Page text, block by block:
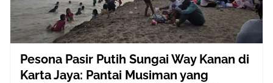
Pesona Pasir Putih Sungai Way Kanan di
Karta Jaya: Pantai Musiman yang